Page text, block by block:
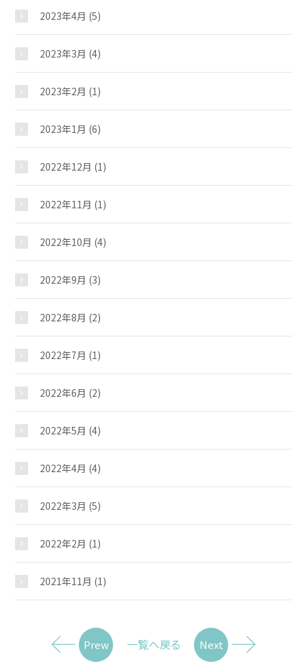
イベント
スケジュール
施設紹介
ギャラリー
夢ステーション
2023年4月 (5)
2023年3月 (4)
2023年2月 (1)
2023年1月 (6)
2022年12月 (1)
2022年11月 (1)
2022年10月 (4)
2022年9月 (3)
2022年8月 (2)
2022年7月 (1)
2022年6月 (2)
2022年5月 (4)
2022年4月 (4)
2022年3月 (5)
2022年2月 (1)
2021年11月 (1)
Prew 一覧へ戻る Next